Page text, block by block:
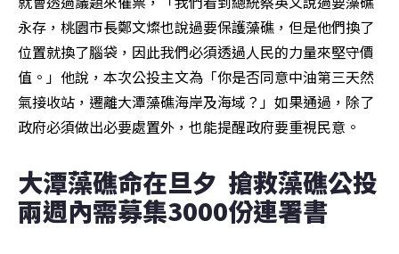
永存，桃園市長鄭文燦也說過要保護藻礁，但是他們換了
位置就換了腦袋，因此我們必須透過人民的力量來堅守價
值。」他說，本次公投主文為「你是否同意中油第三天然
氣接收站，遷離大潭藻礁海岸及海域？」如果通過，除了
政府必須做出必要處置外，也能提醒政府要重視民意。
大潭藻礁命在旦夕  搶救藻礁公投
兩週內需募集3000份連署書